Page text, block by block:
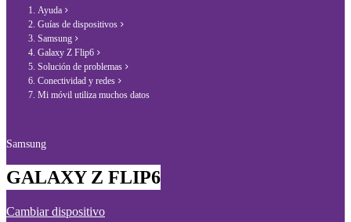
Ayuda
Guías de dispositivos
Samsung
Galaxy Z Flip6
Solución de problemas
Conectividad y redes
Mi móvil utiliza muchos datos
Samsung
GALAXY Z FLIP6
Cambiar dispositivo